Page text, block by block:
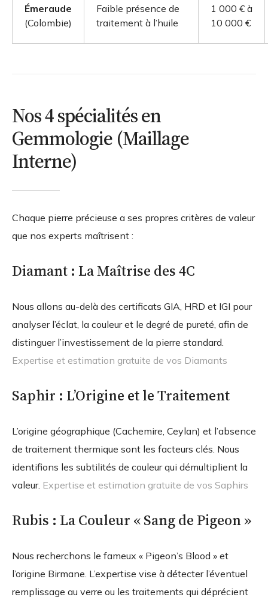
Émeraude
(Colombie)
Faible présence de
traitement à l’huile
1 000 € à
10 000 €
Nos 4 spécialités en
Gemmologie (Maillage
Interne)
Chaque pierre précieuse a ses propres critères de valeur
que nos experts maîtrisent :
Diamant : La Maîtrise des 4C
Nous allons au-delà des certificats GIA, HRD et IGI pour
analyser l’éclat, la couleur et le degré de pureté, afin de
distinguer l’investissement de la pierre standard.
Expertise et estimation gratuite de vos Diamants
Saphir : L’Origine et le Traitement
L’origine géographique (Cachemire, Ceylan) et l’absence
de traitement thermique sont les facteurs clés. Nous
identifions les subtilités de couleur qui démultiplient la
valeur. Expertise et estimation gratuite de vos Saphirs
Rubis : La Couleur « Sang de Pigeon »
Nous recherchons le fameux « Pigeon’s Blood » et
l’origine Birmane. L’expertise vise à détecter l’éventuel
remplissage au verre ou les traitements qui déprécient